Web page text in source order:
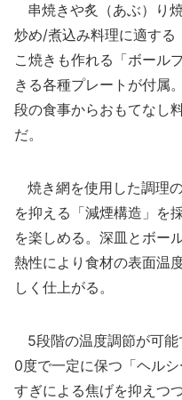
串焼きや炙（あぶ）り
炒め/煮込み料理に適する
こ焼きも作れる「ボール
きる各種プレートが付属
段の食事からおもてなし
だ。
焼き網を使用した調理
を抑える「減煙構造」を
を楽しめる。深皿とボー
熱性により食材の表面温
しく仕上がる。
5段階の温度調節が可
0度で一定に保つ「ヘル
すぎによる焦げを抑えつ